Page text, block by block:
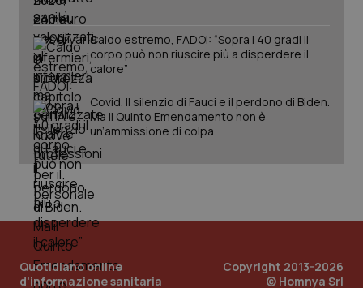
Caldo estremo, FADOI: “Sopra i 40 gradi il
corpo può non riuscire più a disperdere il
calore”
Covid. Il silenzio di Fauci e il perdono di Biden.
Ma il Quinto Emendamento non è
un’ammissione di colpa
Quotidiano online
d'informazione sanitaria
Copyright 2013-2026
© Homnya Srl
PHPSESSID
PHP.net
www.quotidianosanita.it